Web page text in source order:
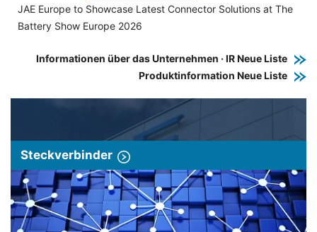
JAE Europe to Showcase Latest Connector Solutions at The
Battery Show Europe 2026
Informationen über das Unternehmen · IR Neue Liste
Produktinformation Neue Liste
Steckverbinder